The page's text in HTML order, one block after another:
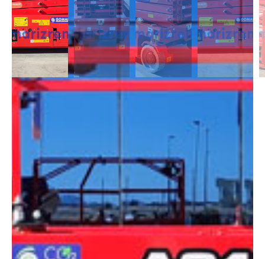
DESCRIPCIÓN
Las Tijeras Eléctricas están diseñadas para trabajar en interior, alcanzan
una altura desde los 5m a los 26,5m. Se caracterizan por llevas ruedas
anti-huellas y plataforma extensible, lo que permite ampliar la zona de
DIMENSIONES
Altura:12 metros
Altura plataforma: